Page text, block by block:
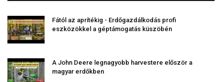
Fától az aprítékig - Erdőgazdálkodás profi
eszközökkel a géptámogatás küszöbén
A John Deere legnagyobb harvestere először a
magyar erdőkben